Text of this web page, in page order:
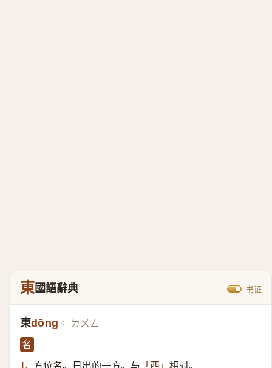
東國語辭典 书证
東dōng ㄉㄨㄥ
名
1.
「西」